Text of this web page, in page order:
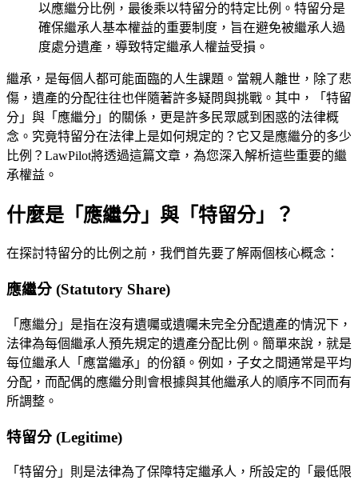
以應繼分比例，最後乘以特留分的特定比例。特留分是
確保繼承人基本權益的重要制度，旨在避免被繼承人過
度處分遺產，導致特定繼承人權益受損。
繼承，是每個人都可能面臨的人生課題。當親人離世，除了悲
傷，遺產的分配往往也伴隨著許多疑問與挑戰。其中，「特留
分」與「應繼分」的關係，更是許多民眾感到困惑的法律概
念。究竟特留分在法律上是如何規定的？它又是應繼分的多少
比例？LawPilot將透過這篇文章，為您深入解析這些重要的繼
承權益。
什麼是「應繼分」與「特留分」？
在探討特留分的比例之前，我們首先要了解兩個核心概念：
應繼分 (Statutory Share)
「應繼分」是指在沒有遺囑或遺囑未完全分配遺產的情況下，
法律為每個繼承人預先規定的遺產分配比例。簡單來說，就是
每位繼承人「應當繼承」的份額。例如，子女之間通常是平均
分配，而配偶的應繼分則會根據與其他繼承人的順序不同而有
所調整。
特留分 (Legitime)
「特留分」則是法律為了保障特定繼承人，所設定的「最低限